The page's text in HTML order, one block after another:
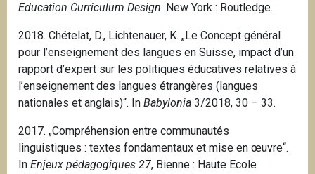
Education Curriculum Design. New York : Routledge.
2018. Chételat, D., Lichtenauer, K. „Le Concept général
pour l’enseignement des langues en Suisse, impact d’un
rapport d’expert sur les politiques éducatives relatives à
l’enseignement des langues étrangères (langues
nationales et anglais)“. In Babylonia 3/2018, 30 – 33.
2017. „Compréhension entre communautés
linguistiques : textes fondamentaux et mise en œuvre“.
In Enjeux pédagogiques 27, Bienne : Haute Ecole